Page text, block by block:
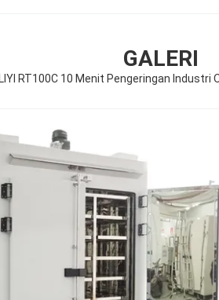
GALERI
LIYI RT100C 10 Menit Pengeringan Industri